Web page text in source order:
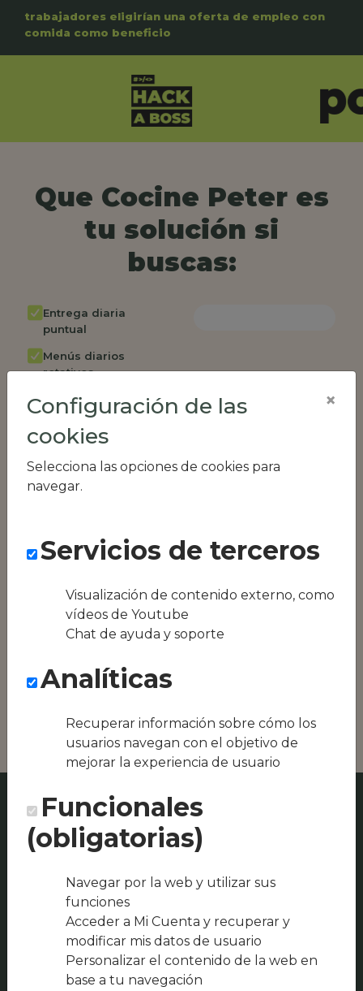
trabajadores eligirían una oferta de empleo con
comida como beneficio
Que Cocine Peter es
tu solución si
buscas:
Entrega diaria
puntual
Menús diarios
rotativos
Cambio de menú
semanalmente
Factura única
Acceso individual
empleados
Panel de control
RR.HH
equipos híbridos
Conseguimos la
zona, como podría
ser GASTROBAR
Configuración de las
cookies
Selecciona las opciones de cookies para
navegar.
×
Servicios de terceros
Visualización de contenido externo, como
vídeos de Youtube
Chat de ayuda y soporte
Analíticas
Recuperar información sobre cómo los
usuarios navegan con el objetivo de
mejorar la experiencia de usuario
Funcionales
(obligatorias)
Navegar por la web y utilizar sus
funciones
Acceder a Mi Cuenta y recuperar y
modificar mis datos de usuario
Personalizar el contenido de la web en
base a tu navegación